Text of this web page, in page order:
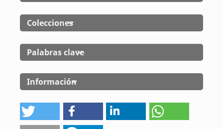
Colecciones
Palabras clave
Información